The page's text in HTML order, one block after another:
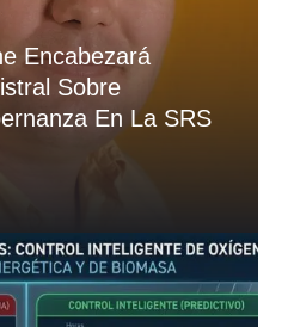
Encabezará
Sobre
En La SRS